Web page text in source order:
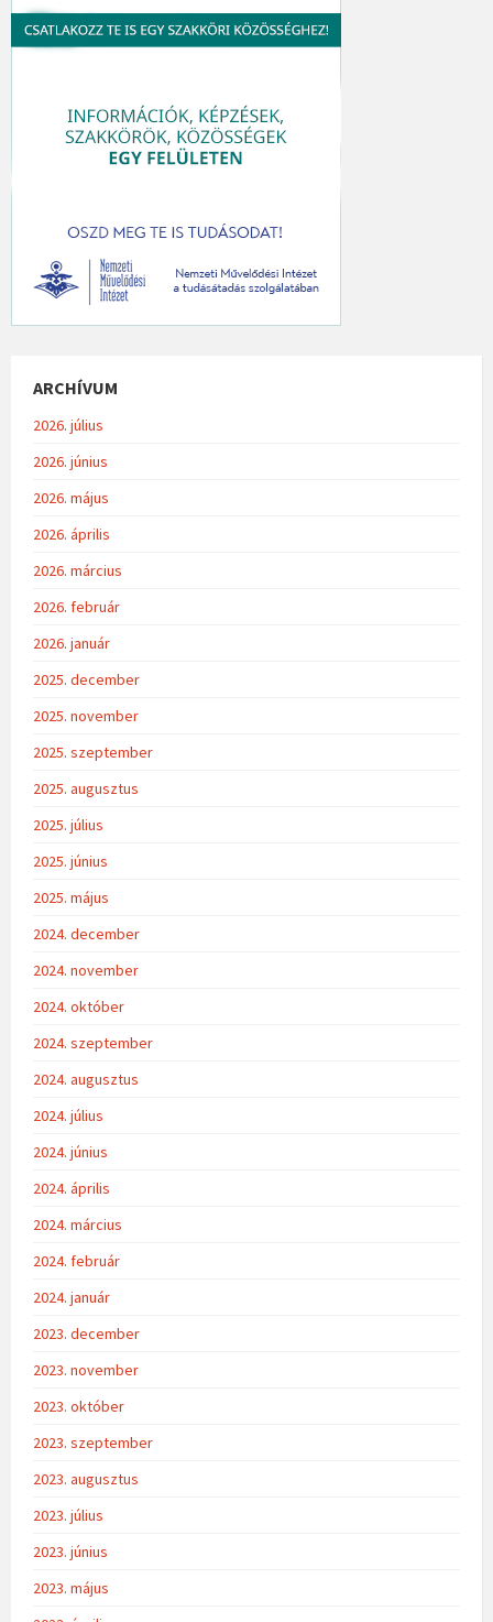
ARCHÍVUM
2026. július
2026. június
2026. május
2026. április
2026. március
2026. február
2026. január
2025. december
2025. november
2025. szeptember
2025. augusztus
2025. július
2025. június
2025. május
2024. december
2024. november
2024. október
2024. szeptember
2024. augusztus
2024. július
2024. június
2024. április
2024. március
2024. február
2024. január
2023. december
2023. november
2023. október
2023. szeptember
2023. augusztus
2023. július
2023. június
2023. május